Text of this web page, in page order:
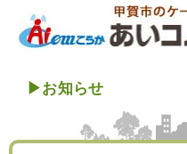
▶︎お知らせ